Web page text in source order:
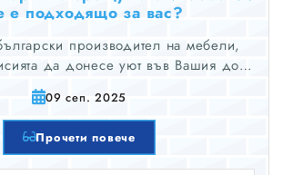
е подходящо за вас?
производител на мебели,
да донесе уют във Вашия дом,
Използвайки дърво и модерни
създаваме уникални дизайни за
всеки вкус.
09 сеп. 2025
Прочети повече